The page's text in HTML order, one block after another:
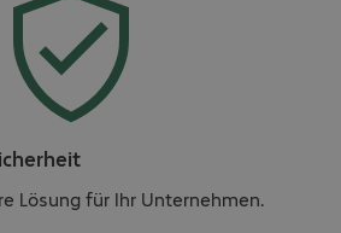
Lösung für Ihr Unternehmen.